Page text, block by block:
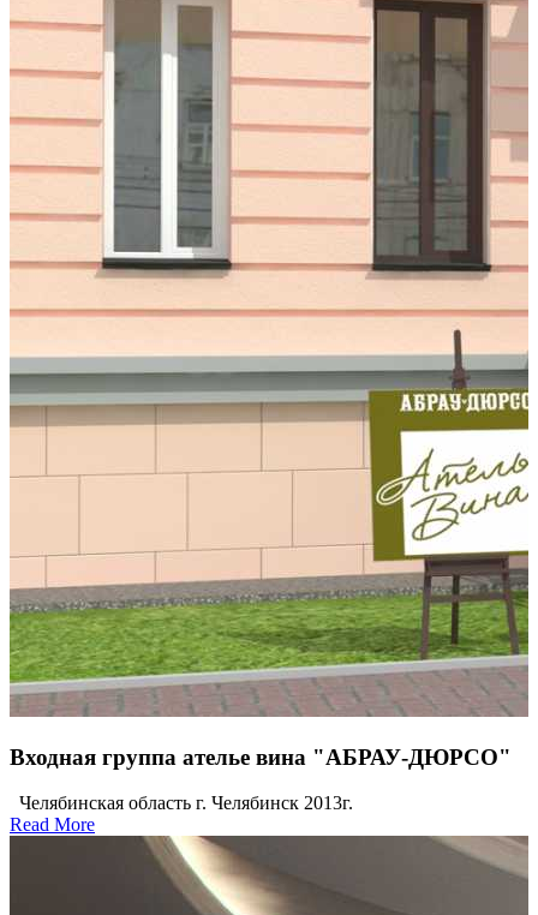
Входная группа ателье вина "АБРАУ-ДЮРСО"
Челябинская область г. Челябинск 2013г.
Read More